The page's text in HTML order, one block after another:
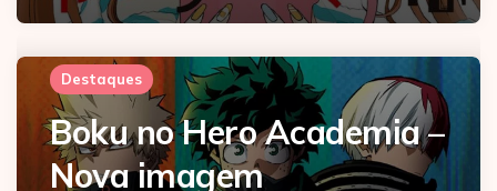
Destaques
Boku no Hero Academia –
Nova imagem